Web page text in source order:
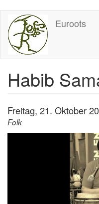
Direkt
zum
Inhalt
Euroots
Habib
Freitag, 21. Oktober
Folk